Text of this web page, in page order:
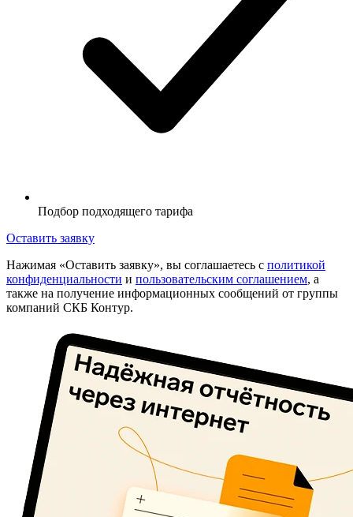
Подбор подходящего тарифа
Оставить заявку
Нажимая «Оставить заявку», вы соглашаетесь с политикой
конфиденциальности и пользовательским соглашением, а
также на получение информационных сообщений от группы
компаний СКБ Контур.